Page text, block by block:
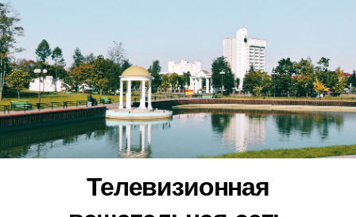
Перейти
к
содержанию
Телевизионная